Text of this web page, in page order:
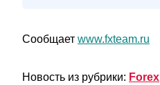
Сообщает www.fxteam.ru
Новость из рубрики: Forex